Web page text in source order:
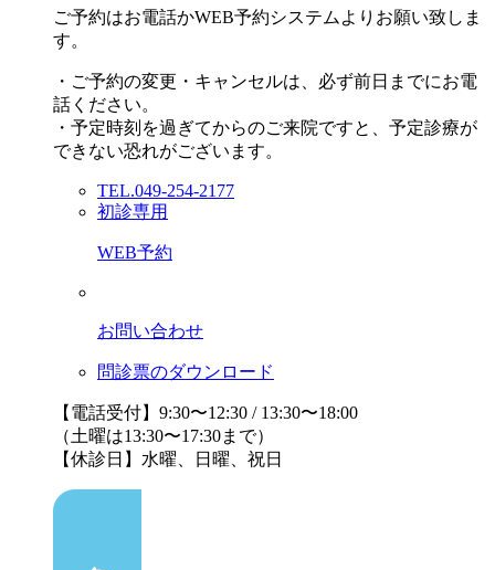
ご予約はお電話かWEB予約システムよりお願い致しま
す。
・ご予約の変更・キャンセルは、必ず前日までにお電
話ください。
・予定時刻を過ぎてからのご来院ですと、予定診療が
できない恐れがございます。
TEL.049-254-2177
初診専用
WEB予約
お問い合わせ
問診票のダウンロード
【電話受付】9:30〜12:30 / 13:30〜18:00
（土曜は13:30〜17:30まで）
【休診日】水曜、日曜、祝日